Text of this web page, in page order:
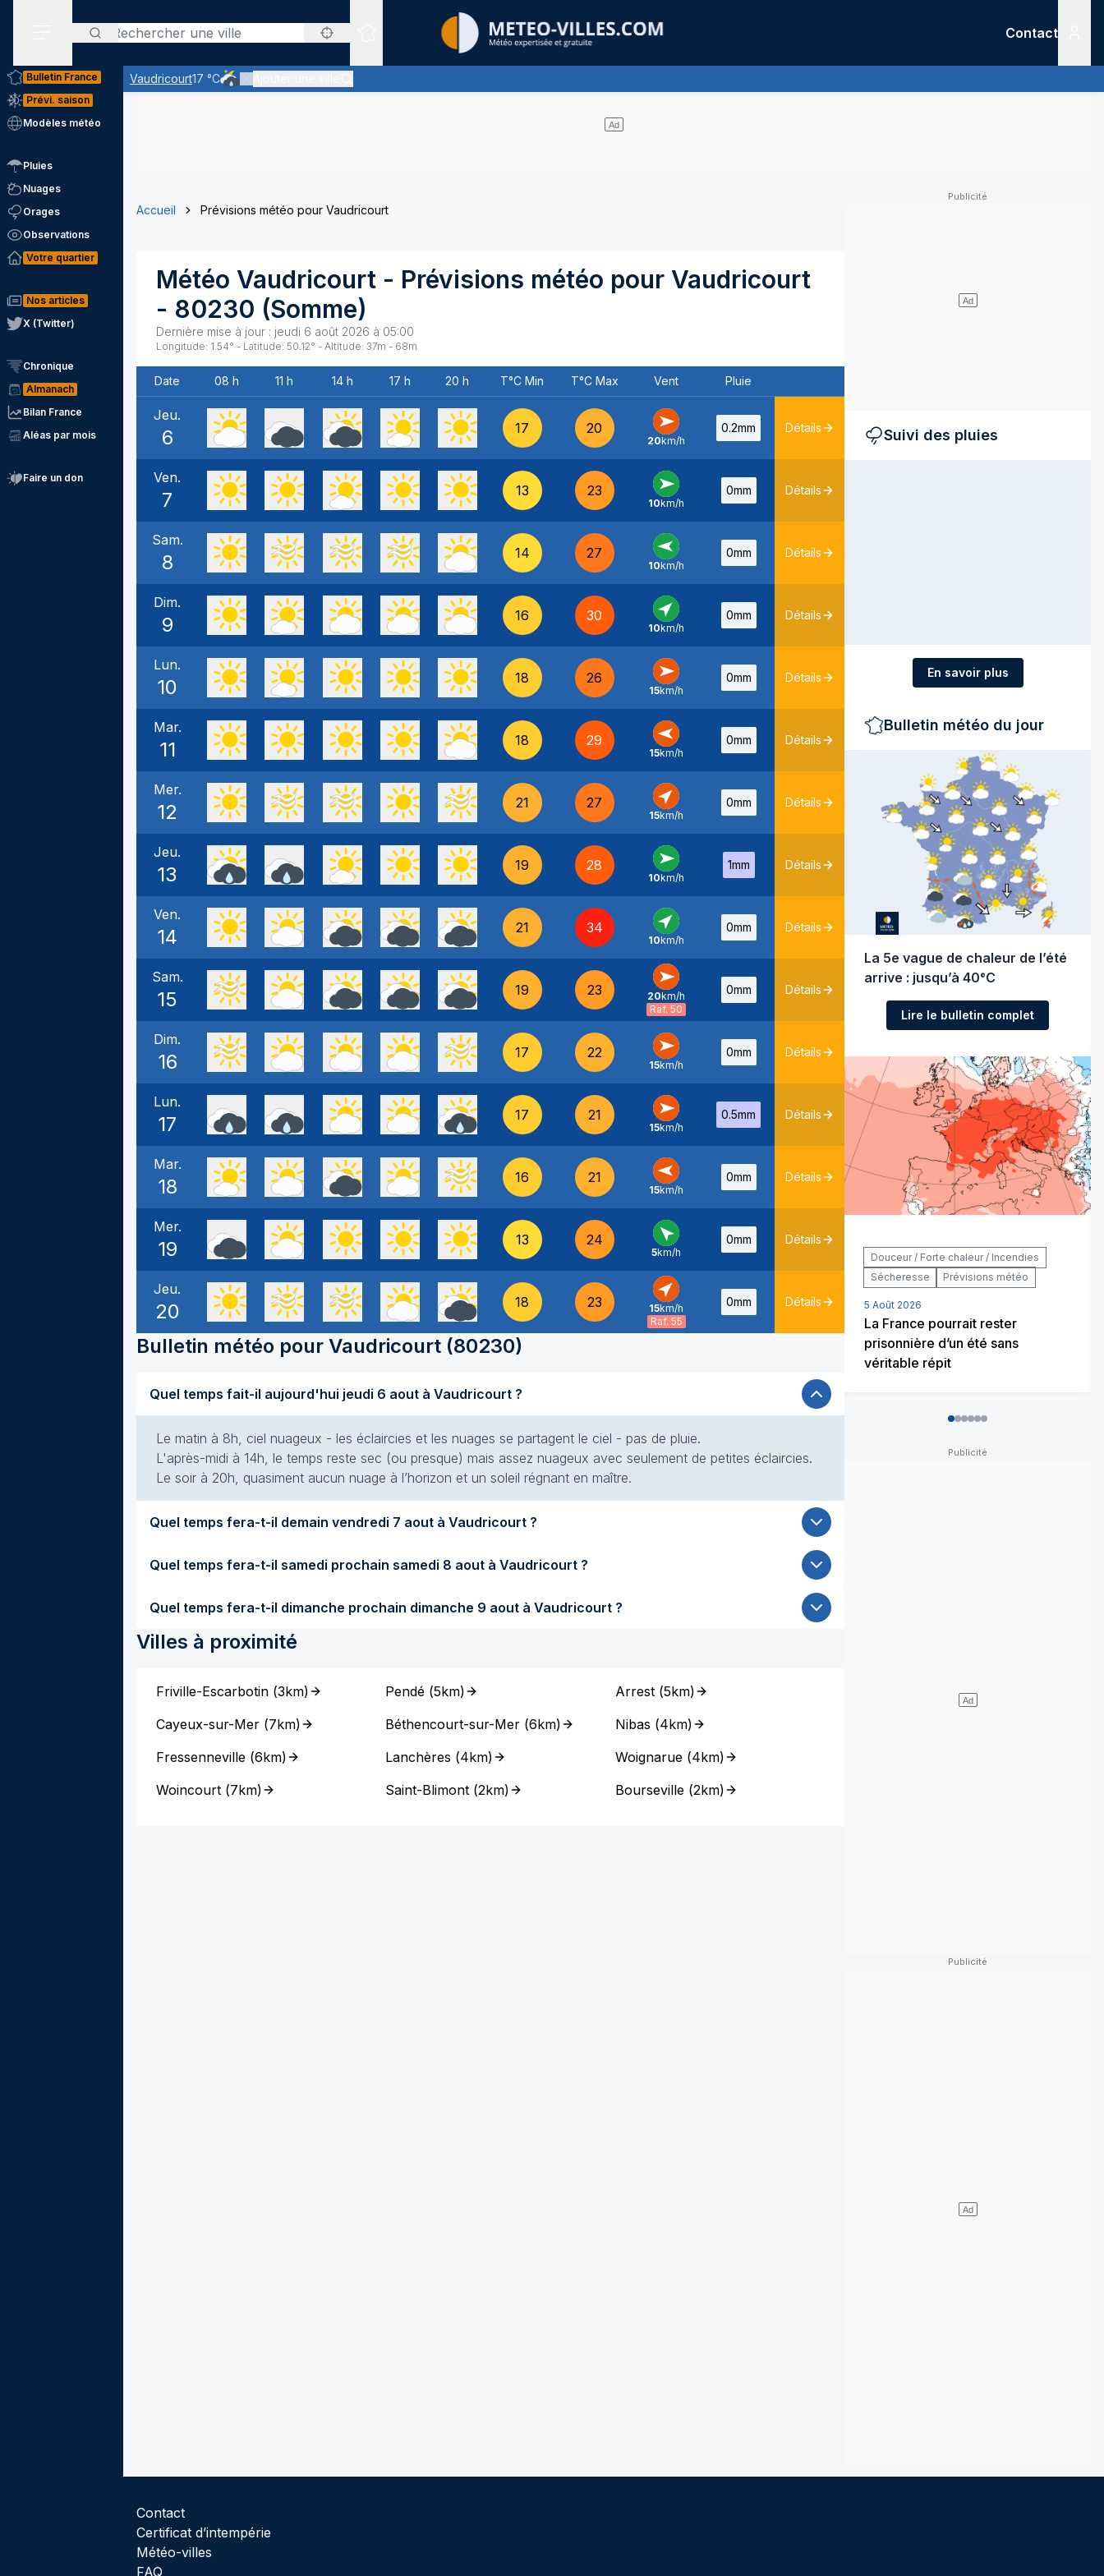
Rechercher
Sites expertis&eacute;s
Contact
Vaudricourt17 °C
Risque de quelques averses de pluie, faibles à modérées
Bulletin France
Prévi. saison
Modèles météo
Pluies
Nuages
Orages
Observations
Votre quartier
Nos articles
X (Twitter)
Chronique
Almanach
Bilan France
Aléas par mois
Faire un don
Accueil Prévisions météo pour Vaudricourt
Météo Vaudricourt - Prévisions météo pour Vaudricourt
- 80230 (Somme)
Dernière mise à jour : jeudi 6 août 2026 à 05:00
Longitude: 1.54° - Latitude: 50.12° - Altitude: 37m - 68m
Date 08 h 11 h 14 h 17 h 20 h T°C Min T°C Max Vent Pluie
Jeu.
6 17 20
O -
20km/h
0.2mm Détails
Ven.
7 13 23
O -
10km/h
0mm Détails
Sam.
8 14 27
E -
10km/h
0mm Détails
Dim.
9 16 30
SO -
10km/h
0mm Détails
Lun.
10 18 26
O -
15km/h
0mm Détails
Mar.
11 18 29
E -
15km/h
0mm Détails
Mer.
12 21 27
SO -
15km/h
0mm Détails
Jeu.
13 19 28
O -
10km/h
1mm Détails
Ven.
14 21 34
SO -
10km/h
0mm Détails
Sam.
15 19 23
O -
20km/h
Raf. 50
0mm Détails
Dim.
16 17 22
O -
15km/h
0mm Détails
Lun.
17 17 21
O -
15km/h
0.5mm Détails
Mar.
18 16 21
E -
15km/h
0mm Détails
Mer.
19 13 24
SE -
5km/h
0mm Détails
Jeu.
20 18 23
SO -
15km/h
Raf. 55
0mm Détails
Bulletin météo pour Vaudricourt (80230)
Quel temps fait-il aujourd'hui jeudi 6 aout à Vaudricourt ?
Le matin à 8h, ciel nuageux - les éclaircies et les nuages se partagent le ciel - pas de pluie.
L'après-midi à 14h, le temps reste sec (ou presque) mais assez nuageux avec seulement de petites éclaircies.
Le soir à 20h, quasiment aucun nuage à l’horizon et un soleil régnant en maître.
Quel temps fera-t-il demain vendredi 7 aout à Vaudricourt ?
Quel temps fera-t-il samedi prochain samedi 8 aout à Vaudricourt ?
Quel temps fera-t-il dimanche prochain dimanche 9 aout à Vaudricourt ?
Villes à proximité
Friville-Escarbotin (3km)
Cayeux-sur-Mer (7km)
Fressenneville (6km)
Woincourt (7km)
Pendé (5km)
Béthencourt-sur-Mer (6km)
Lanchères (4km)
Saint-Blimont (2km)
Arrest(5km)
Nibas (4km)
Woignarue(4km)
Bourseville(2km)
Suivi des pluies
En savoir plus
Bulletin météo du jour
La 5e vague de chaleur de l’été
arrive : jusqu’à 40°C
Lire le bulletin complet
Douceur / Forte chaleur / Incendies
Sécheresse
Prévisions météo
5 Août 2026
La France pourrait rester
prisonnière d’un été sans
véritable répit
Contact
Certificat d’intempérie
Météo-villes
FAQ